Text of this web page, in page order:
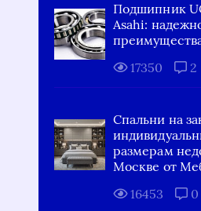
Подшипник
Asahi:
17350
2
Спальни на
размерам
Москве от
16453
0